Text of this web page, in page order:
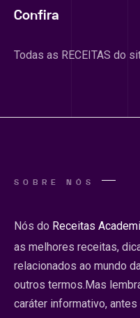
Confira
Todas as RECEITAS do
SOBRE NÓS
Nós do Receitas
as melhores receitas,
relacionados ao mundo
outros termos.Mas
caráter informativo,